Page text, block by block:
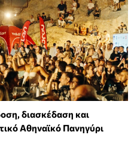
διασκέδαση και
Αθηναϊκό Πανηγύρι